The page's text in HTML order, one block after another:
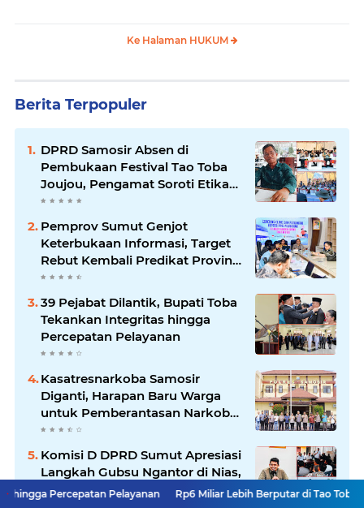
Ke Halaman HUKUM
Berita Terpopuler
DPRD Samosir Absen di
Pembukaan Festival Tao Toba
Joujou, Pengamat Soroti Etika
Birokrasi Pemkab
Pemprov Sumut Genjot
Keterbukaan Informasi, Target
Rebut Kembali Predikat Provinsi
Informatif
39 Pejabat Dilantik, Bupati Toba
Tekankan Integritas hingga
Percepatan Pelayanan
Kasatresnarkoba Samosir
Diganti, Harapan Baru Warga
untuk Pemberantasan Narkoba
Menguat
Komisi D DPRD Sumut Apresiasi
Langkah Gubsu Ngantor di Nias,
Viktor Silaen Dorong BUMD
Pelayanan Rp6 Miliar Lebih Berputar di Tao Toba Joujou, Siapa